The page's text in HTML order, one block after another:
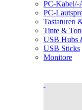
PC-Kabel/-
PC-
Tastaturen
Tinte &
USB Hubs
USB Sticks
Monitore